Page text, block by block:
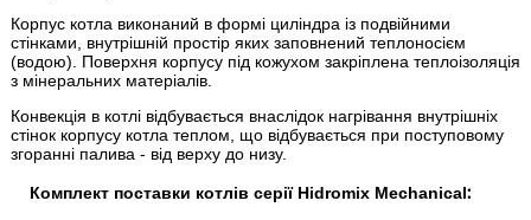
Корпус котла виконаний в формі циліндра із подвійними
стінками, внутрішній простір яких заповнений теплоносієм
(водою). Поверхня корпусу під кожухом закріплена теплоізоляція
з мінеральних матеріалів.
Конвекція в котлі відбувається внаслідок нагрівання внутрішніх
стінок корпусу котла теплом, що відбувається при поступовому
згоранні палива - від верху до низу.
Комплект поставки котлів серії Hidromix Mechanical: